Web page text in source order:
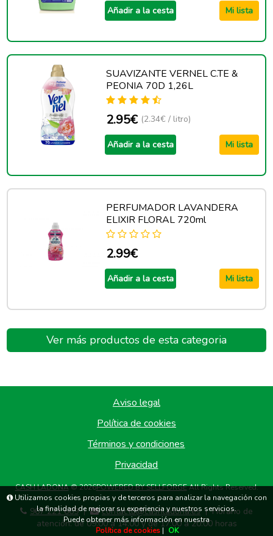
Añadir a la cesta Mi lista
SUAVIZANTE VERNEL C.TE &
PEONIA 70D 1,26L
2.95€ (2.34€ / litro)
Añadir a la cesta Mi lista
PERFUMADOR LAVANDERA
ELIXIR FLORAL 720ml
2.99€
Añadir a la cesta Mi lista
Ver más productos de esta categoria
Aviso legal
Política de cookies
Términos y condiciones
Privacidad
CASH LADONA© 2026POWERED BY SELLFORGEAll Rights Reserved.
967 221 669 | contacto@cashladona.es | Horario de
atención: de 09:00 a 14:00 y de 17:00 a 20:00 horas
Utilizamos cookies propias y de terceros para analizar la navegación con
la finalidad de mejorar su experiencia y nuestros servicios.
Puede obtener más información en nuestra
Política de cookies| OK